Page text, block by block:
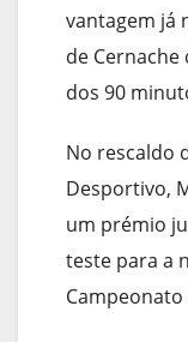
vantagem já
de
dos 90
No rescaldo
Desportivo,
um prémio
teste para a